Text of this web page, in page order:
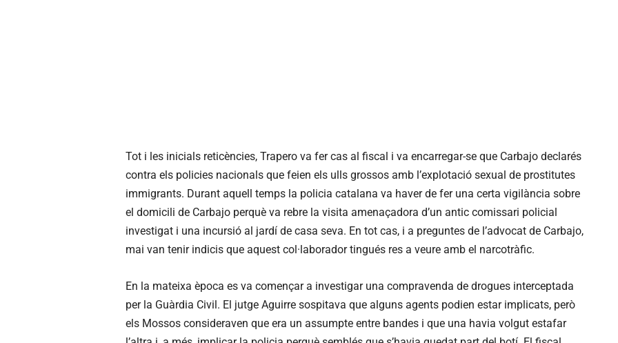
Tot i les inicials reticències, Trapero va fer cas al fiscal i va encarregar-se que Carbajo declarés
contra els policies nacionals que feien els ulls grossos amb l’explotació sexual de prostitutes
immigrants. Durant aquell temps la policia catalana va haver de fer una certa vigilància sobre
el domicili de Carbajo perquè va rebre la visita amenaçadora d’un antic comissari policial
investigat i una incursió al jardí de casa seva. En tot cas, i a preguntes de l’advocat de Carbajo,
mai van tenir indicis que aquest col·laborador tingués res a veure amb el narcotràfic.
En la mateixa època es va començar a investigar una compravenda de drogues interceptada
per la Guàrdia Civil. El jutge Aguirre sospitava que alguns agents podien estar implicats, però
els Mossos consideraven que era un assumpte entre bandes i que una havia volgut estafar